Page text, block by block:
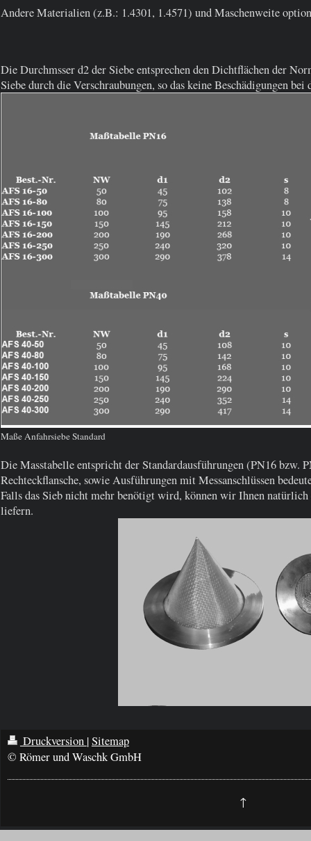
Andere Materialien (z.B.: 1.4301, 1.4571) und Maschenweite
Die Durchmsser d2 der Siebe entsprechen den Dichtflächen der
Siebe durch die Verschraubungen, so das keine Beschädigungen bei
Maße Anfahrsiebe Standard
Die Masstabelle entspricht der Standardausführungen (PN16 bzw.
Rechteckflansche, sowie Ausführungen mit Messanschlüssen
Falls das Sieb nicht mehr benötigt wird, können wir Ihnen natürlich
liefern.
Druckversion |Sitemap
© Römer und Waschk GmbH
↑